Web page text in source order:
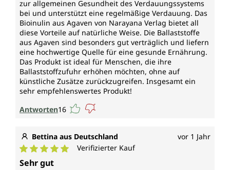
zur allgemeinen Gesundheit des Verdauungssystems
bei und unterstützt eine regelmäßige Verdauung. Das
Bioinulin aus Agaven von Narayana Verlag bietet all
diese Vorteile auf natürliche Weise. Die Ballaststoffe
aus Agaven sind besonders gut verträglich und liefern
eine hochwertige Quelle für eine gesunde Ernährung.
Das Produkt ist ideal für Menschen, die ihre
Ballaststoffzufuhr erhöhen möchten, ohne auf
künstliche Zusätze zurückzugreifen. Insgesamt ein
sehr empfehlenswertes Produkt!
Antworten16
Bettina aus Deutschland vor 1 Jahr
Durchschnittliche Bewertung von 5 von 5 Sternen
Verifizierter Kauf
Sehr gut